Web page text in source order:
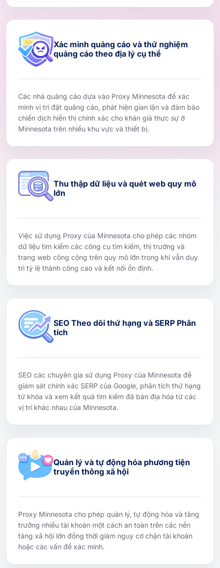
Xác minh quảng cáo và thử nghiệm
quảng cáo theo địa lý cụ thể
Các nhà quảng cáo dựa vào Proxy Minnesota để xác
minh vị trí đặt quảng cáo, phát hiện gian lận và đảm bảo
chiến dịch hiển thị chính xác cho khán giả thực sự ở
Minnesota trên nhiều khu vực và thiết bị.
Thu thập dữ liệu và quét web quy mô
lớn
Việc sử dụng Proxy của Minnesota cho phép các nhóm
dữ liệu tìm kiếm các công cụ tìm kiếm, thị trường và
trang web công cộng trên quy mô lớn trong khi vẫn duy
trì tỷ lệ thành công cao và kết nối ổn định.
SEO Theo dõi thứ hạng và SERP Phân
tích
SEO các chuyên gia sử dụng Proxy của Minnesota để
giám sát chính xác SERP của Google, phân tích thứ hạng
từ khóa và xem kết quả tìm kiếm đã bản địa hóa từ các
vị trí khác nhau của Minnesota.
Quản lý và tự động hóa phương tiện
truyền thông xã hội
Proxy Minnesota cho phép quản lý, tự động hóa và tăng
trưởng nhiều tài khoản một cách an toàn trên các nền
tảng xã hội lớn đồng thời giảm nguy cơ chặn tài khoản
hoặc các vấn đề xác minh.